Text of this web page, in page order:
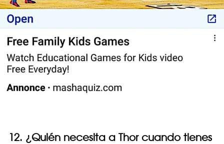
12. ¿Quién necesita a Thor cuando tienes